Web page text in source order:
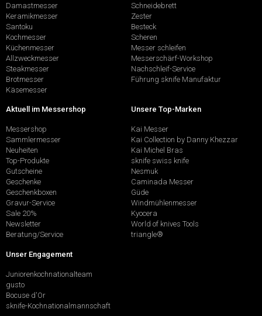
Damastmesser
Keramikmesser
Santoku
Kochmesser
Küchenmesser
Allzweckmesser
Steakmesser
Brotmesser
Käsemesser
Schneidebrett
Zester
Besteck
Scheren
Messer schleifen
Messerschärf-Workshop
Nachschleif-Service
Führung sknife Manufaktur
Aktuell im Messershop
Messershop
Sammlermesser
Neuheiten
Top-Produkte
Gutscheine
Geschenke
Geschenkboxen
Gravur-Service
Sale 20%
Newsletter
Beratung/Service
Unsere Top-Marken
Kai Messer
Kai Collection by Danny Khezzar
Kai Michel Bras
sknife swiss knife
Nesmuk
Caminada Messer
Güde
Windmühlenmesser
Kyocera
World of knives Tools
triangle®
Unser Engagement
Juniorenkochnationalteam
gusto
Bocuse d'Or
sknife-Kochnationalmannschaft